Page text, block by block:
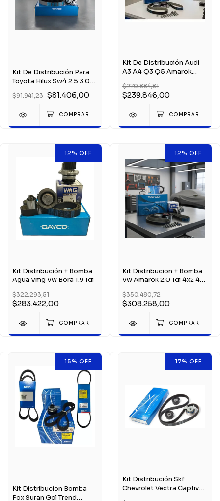
Kit De Distribución Para
Toyota Hilux Sw4 2.5 3.0
$91.941,23 $81.406,00
Kit De Distribución Audi
A3 A4 Q3 Q5 Amarok
$270.884,81
$239.846,00
12% OFF
Kit Distribución + Bomba
Agua Vmg Vw Bora 1.9 Tdi
$322.293,51
$283.422,00
12% OFF
Kit Distribucion + Bomba
Vw Amarok 2.0 Tdi 4x2 4x4
$350.480,72
$308.258,00
15% OFF
Kit Distribucion Bomba
Fox Suran Gol Trend
17% OFF
Kit Distribución Skf
Chevrolet Vectra Captiva